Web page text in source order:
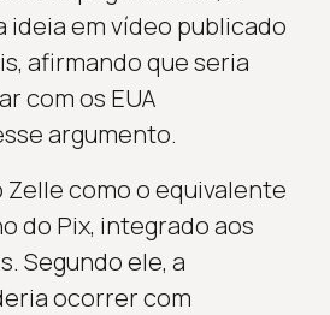
ideia em vídeo publicado
afirmando que seria
com os EUA
argumento.
Zelle como o equivalente
do Pix, integrado aos
Segundo ele, a
ocorrer com